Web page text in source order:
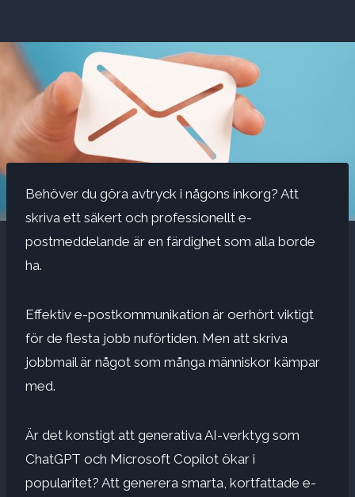
Behöver du göra avtryck i någons inkorg? Att
skriva ett säkert och professionellt e-
postmeddelande är en färdighet som alla borde
ha.
Effektiv e-postkommunikation är oerhört viktigt
för de flesta jobb nuförtiden. Men att skriva
jobbmail är något som många människor kämpar
med.
Är det konstigt att generativa AI-verktyg som
ChatGPT och Microsoft Copilot ökar i
popularitet? Att generera smarta, kortfattade e-